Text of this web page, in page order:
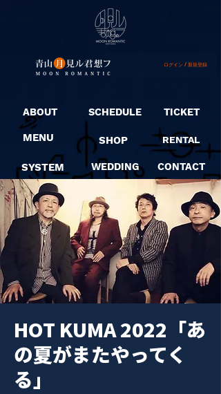
ログイン / 新規登録
ABOUT
MENU
SYSTEM
SCHEDULE
SHOP
WEDDING
TICKET
RENTAL
CONTACT
HOT KUMA 2022「あ
の夏がまたやってく
る」